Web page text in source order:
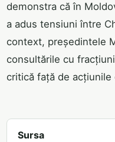
demonstra că în
a adus tensiuni între
context, președintele
consultările cu
critică față de acțiunile
Sursa